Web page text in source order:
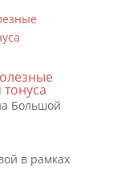
Большой
в рамках